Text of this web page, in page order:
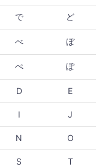
で ど
べ ぼ
ぺ ぽ
D E
I J
N O
S T